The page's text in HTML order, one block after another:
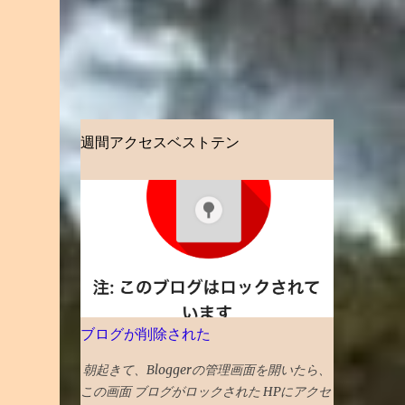
週間アクセスベストテン
ブログが削除された
朝起きて、Bloggerの管理画面を開いたら、
この画面 ブログがロックされた HPにアクセ